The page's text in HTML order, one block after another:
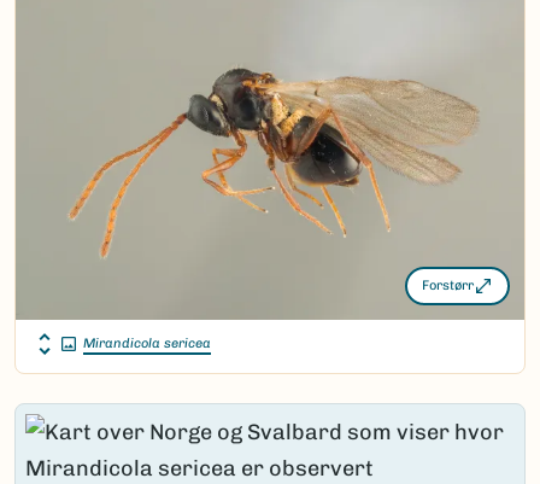
Gå til Nortaxa for flere detaljer
(Ekstern lenke)
Forstørr
Mirandicola sericea